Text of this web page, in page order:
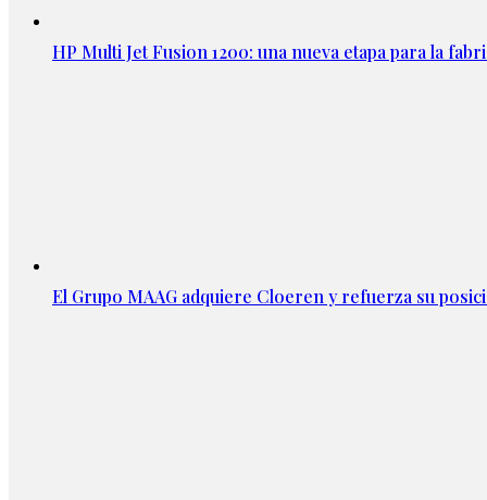
HP Multi Jet Fusion 1200: una nueva etapa para la
El Grupo MAAG adquiere Cloeren y refuerza su